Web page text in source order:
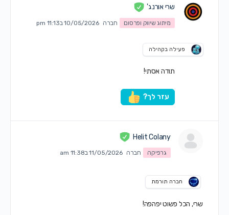
שרי אורנג'
מיתוג שיווק ופרסום חברה 10/05/2026 ב11:13 pm
פעילה בקהילה
תודה אסתי!
עזר לך?
Helit Colany
גרפיקה חברה 11/05/2026 ב11:38 am
חברה תורמת
שרי, הכל פשוט יפהפה!